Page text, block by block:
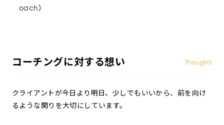
oach）
コーチングに対する想い Thoughts
クライアントが今日より明日、少しでもいいから、前を向け
るような関りを大切にしています。